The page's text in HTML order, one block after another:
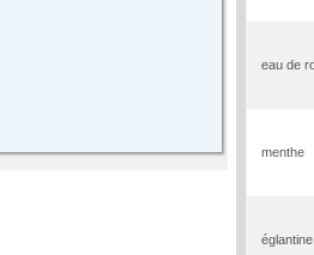
eau de
menthe
églantine